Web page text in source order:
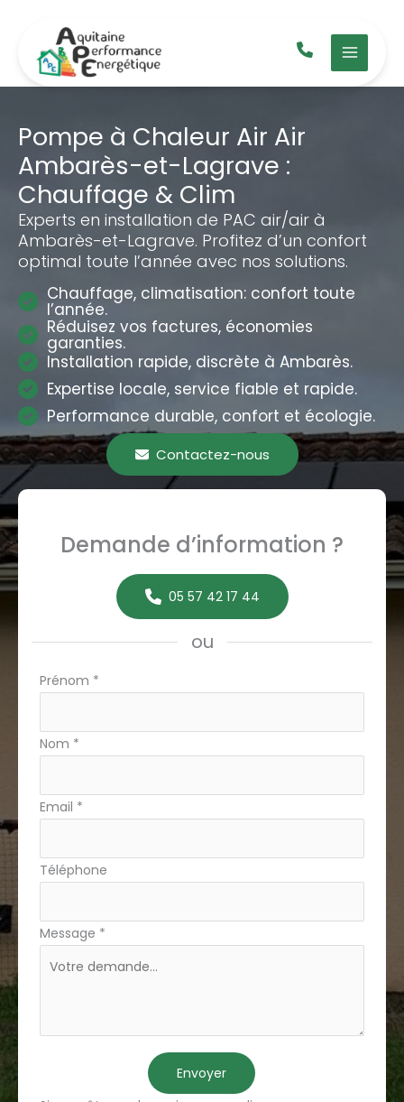
contenu
Pompe à Chaleur Air Air
Ambarès-et-Lagrave :
Chauffage & Clim
Experts en installation de PAC air/air à
Ambarès-et-Lagrave. Profitez d’un confort
optimal toute l’année avec nos solutions.
Chauffage, climatisation: confort toute
l’année.
Réduisez vos factures, économies
garanties.
Installation rapide, discrète à Ambarès.
Expertise locale, service fiable et rapide.
Performance durable, confort et écologie.
Contactez-nous
Demande d’information ?
05 57 42 17 44
ou
Formulaire
téléphone
Prénom *
Nom *
Email *
Téléphone
Message *
Envoyer